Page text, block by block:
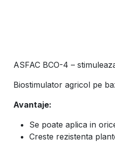
ASFAC BCO-4 –
Biostimulator agricol pe
Avantaje:
Se poate aplica in
Creste rezistenta